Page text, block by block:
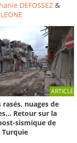
DEFOSSEZ &
ARTICLE
nuages de
Retour sur la
sismique de
Turquie